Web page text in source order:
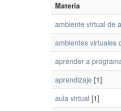
Materia
ambiente virtual de
ambientes virtuales
aprender a
aprendizaje [1]
aula virtual [1]